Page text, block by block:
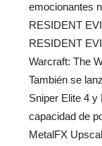
emocionantes
RESIDENT
RESIDENT
Warcraft: The
También se
Sniper Elite 4 y
capacidad de
MetalFX